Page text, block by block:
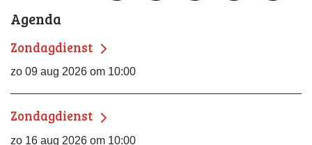
Agenda
Zondagdienst
zo 09 aug 2026 om 10:00
Zondagdienst
zo 16 aug 2026 om 10:00